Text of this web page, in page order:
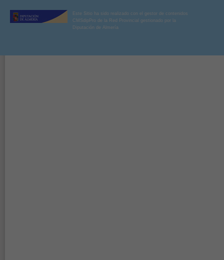
Este Sitio ha sido realizado con el gestor de contenidos
CMSdipPro de la Red Provincial gestionado por la
Diputación de Almería